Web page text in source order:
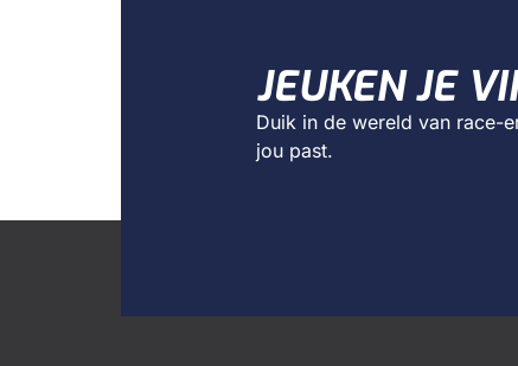
JEUKEN JE
Duik in de wereld van race-
jou past.